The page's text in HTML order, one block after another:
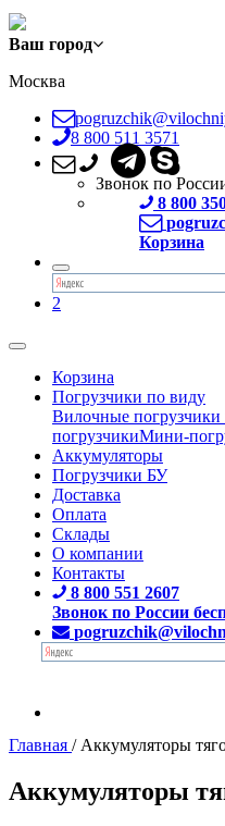
Ваш город
Москва
8 800 511 3571
Звонок по
8 800
Корзина
2
Корзина
Погрузчики по виду
Вилочные погрузчики
погрузчикиМини-
Аккумуляторы
Погрузчики БУ
Доставка
Оплата
Склады
О компании
Контакты
8 800 551 2607
Звонок по России
Главная / Аккумуляторы
Аккумуляторы